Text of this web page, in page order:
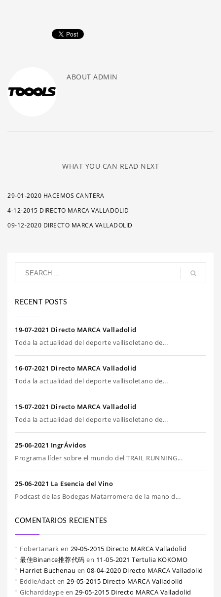
ABOUT ADMIN
WHAT YOU CAN READ NEXT
29-01-2020 HACEMOS CANTERA
4-12-2015 DIRECTO MARCA VALLADOLID
09-12-2020 DIRECTO MARCA VALLADOLID
RECENT POSTS
19-07-2021 Directo MARCA Valladolid
Toda la actualidad del deporte vallisoletano de...
16-07-2021 Directo MARCA Valladolid
Toda la actualidad del deporte vallisoletano de...
15-07-2021 Directo MARCA Valladolid
Toda la actualidad del deporte vallisoletano de...
25-06-2021 IngrÁvidos
Programa líder sobre el mundo del TRAIL RUNNING...
25-06-2021 La Esencia del Vino
Podcast de las Bodegas Matarromera de la mano d...
COMENTARIOS RECIENTES
Fobertanark en 29-05-2015 Directo MARCA Valladolid
最佳Binance推荐代码 en 11-05-2021 Tertulia KOKOMO
Harriet Buchenau en 08-04-2020 Directo MARCA Valladolid
EddieAdact en 29-05-2015 Directo MARCA Valladolid
Gicharddaype en 29-05-2015 Directo MARCA Valladolid